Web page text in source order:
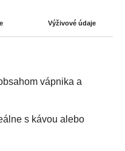
Výživové údaje
vápnika a
s kávou alebo